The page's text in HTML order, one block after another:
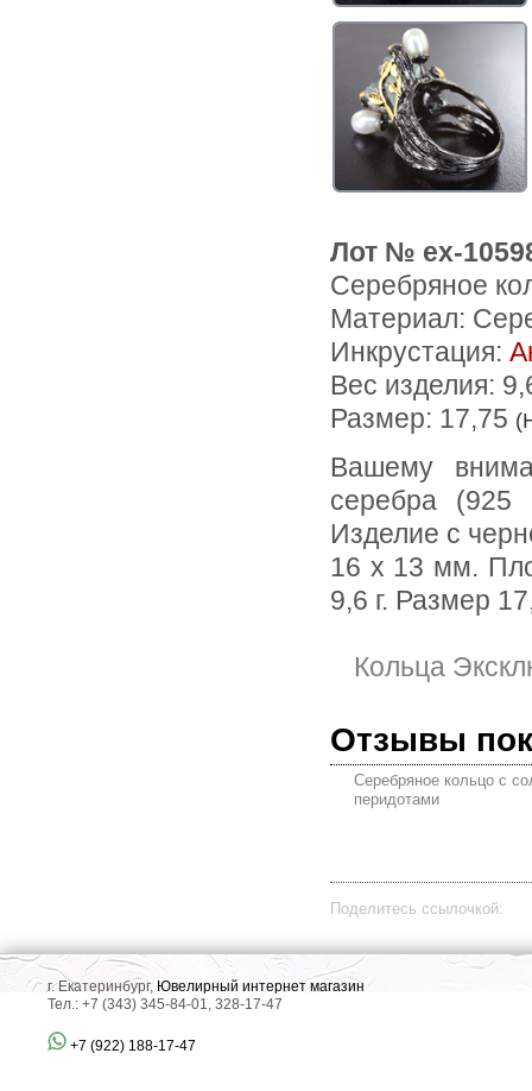
Лот № ex-
Серебряное
Материал:
Инкрустация:
Вес изделия:
Размер: 17,75
Вашему вниманию предлагается кольцо из стерлингового
серебра (925
Изделие с
16 х 13 мм.
9,6 г. Размер
Кольца
Отзывы
Серебряное кольцо с
перидотами
Поделитесь ссылочкой:
г. Екатеринбург, Ювелирный интернет магазин
Тел.: +7 (343) 345-84-01, 328-17-47
+7 (922) 188-17-47